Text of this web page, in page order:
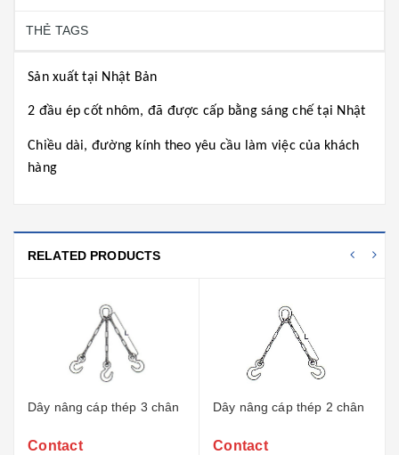
THẺ TAGS
Sản xuất tại Nhật Bản
2 đầu ép cốt nhôm, đã được cấp bằng sáng chế tại Nhật
Chiều dài, đường kính theo yêu cầu làm việc của khách
hàng
RELATED PRODUCTS
Dây nâng cáp thép 3 chân
Contact
Dây nâng cáp thép 2 chân
Contact